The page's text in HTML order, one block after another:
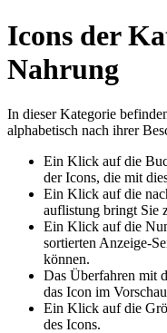
Icons der
Nahrung
In dieser Kategorie
alphabetisch nach ihrer
Ein Klick auf die
der Icons, die mit
Ein Klick auf die
auflistung bringt Sie
Ein Klick auf die
sortierten Anzeige-
können.
Das Überfahren mit
das Icon im
Ein Klick auf die
des Icons.